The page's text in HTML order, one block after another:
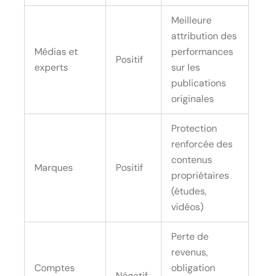
Médias et
experts
Positif
Meilleure
attribution des
performances
sur les
publications
originales
Marques Positif
Protection
renforcée des
contenus
propriétaires
(études,
vidéos)
Comptes
Perte de
revenus,
obligation